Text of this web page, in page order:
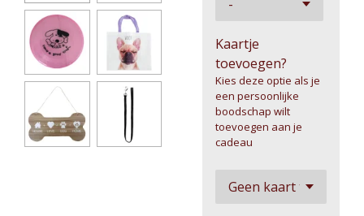
Kaartje
toevoegen?
Kies deze optie als je
een persoonlijke
boodschap wilt
toevoegen aan je
cadeau